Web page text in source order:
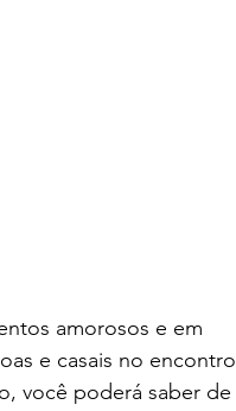
amorosos e em
e casais no encontro
você poderá saber de